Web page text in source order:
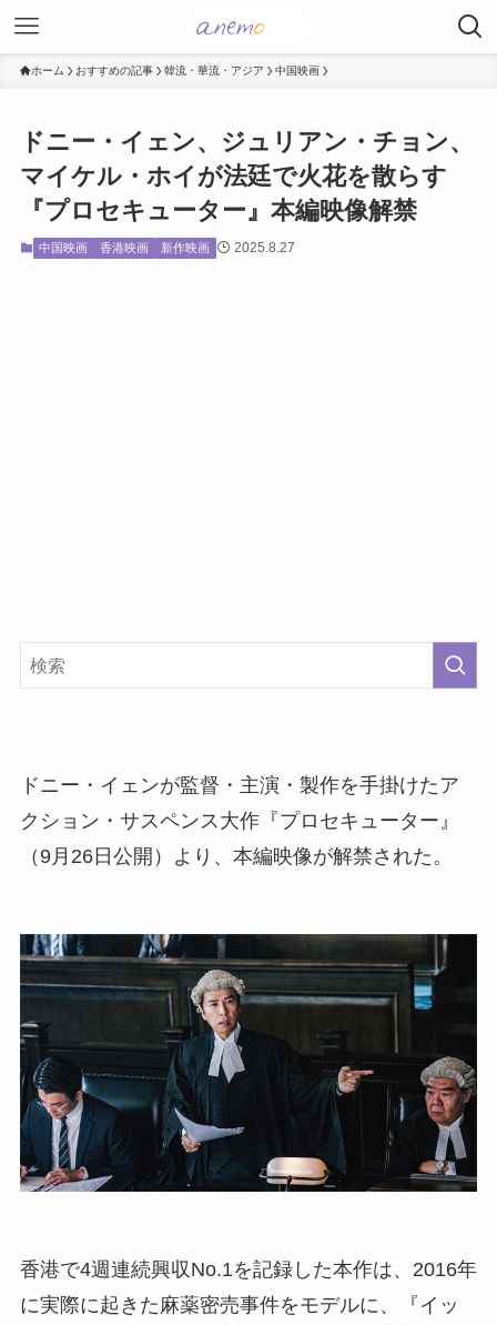
ホーム おすすめの記事 韓流・華流・アジア 中国映画
ドニー・イェン、ジュリアン・チョン、
マイケル・ホイが法廷で火花を散らす
『プロセキューター』本編映像解禁
中国映画 香港映画 新作映画 2025.8.27
ドニー・イェンが監督・主演・製作を手掛けたア
クション・サスペンス大作『プロセキューター』
（9月26日公開）より、本編映像が解禁された。
香港で4週連続興収No.1を記録した本作は、2016年
に実際に起きた麻薬密売事件をモデルに、『イッ